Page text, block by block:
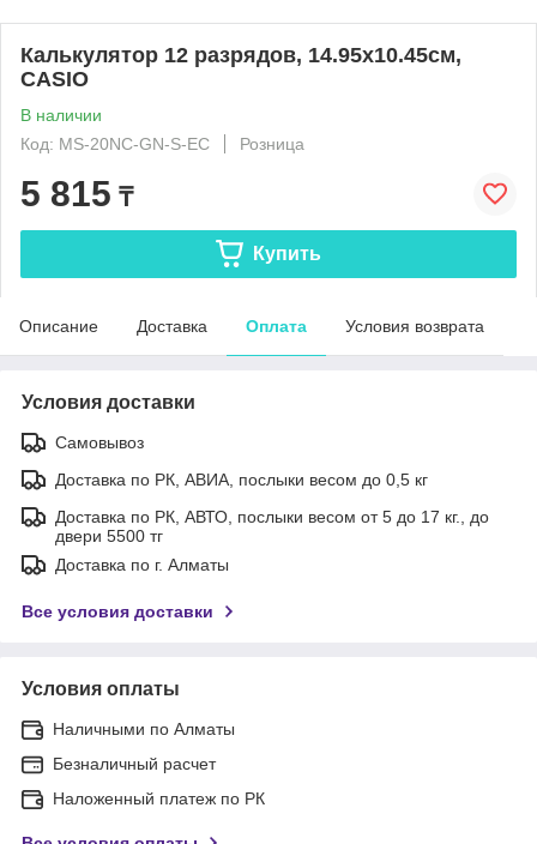
Калькулятор 12 разрядов, 14.95x10.45см,
CASIO
В наличии
Код: MS-20NC-GN-S-EC
Розница
5 815 ₸
Купить
Описание Доставка Оплата Условия возврата
Условия доставки
Самовывоз
Доставка по РК, АВИА, послыки весом до 0,5 кг
Доставка по РК, АВТО, послыки весом от 5 до 17 кг., до
двери 5500 тг
Доставка по г. Алматы
Все условия доставки
Условия оплаты
Наличными по Алматы
Безналичный расчет
Наложенный платеж по РК